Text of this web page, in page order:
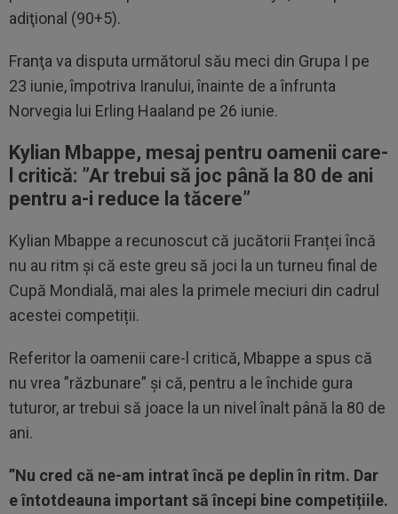
adiţional (90+5).
Franţa va disputa următorul său meci din Grupa I pe
23 iunie, împotriva Iranului, înainte de a înfrunta
Norvegia lui Erling Haaland pe 26 iunie.
Kylian Mbappe, mesaj pentru oamenii care-
l critică: ”Ar trebui să joc până la 80 de ani
pentru a-i reduce la tăcere”
Kylian Mbappe a recunoscut că jucătorii Franței încă
nu au ritm și că este greu să joci la un turneu final de
Cupă Mondială, mai ales la primele meciuri din cadrul
acestei competiții.
Referitor la oamenii care-l critică, Mbappe a spus că
nu vrea ”răzbunare” și că, pentru a le închide gura
tuturor, ar trebui să joace la un nivel înalt până la 80 de
ani.
”Nu cred că ne-am intrat încă pe deplin în ritm. Dar
e întotdeauna important să începi bine competițiile.